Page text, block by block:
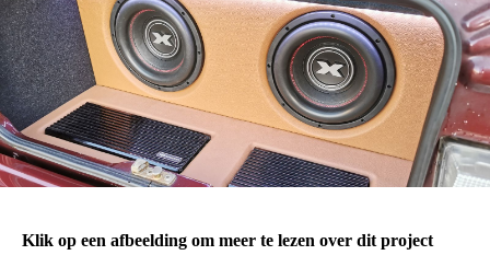
Klik op een afbeelding om meer te lezen over dit project